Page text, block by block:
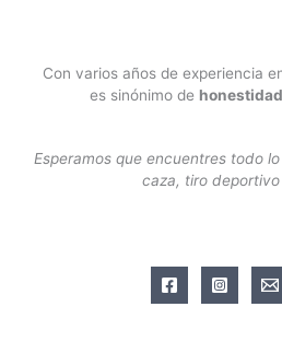
Con varios años de experiencia
es sinónimo de
Esperamos que encuentres todo
caza, tiro